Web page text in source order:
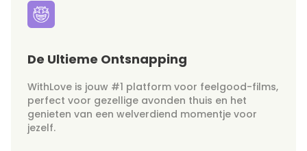
De Ultieme Ontsnapping
WithLove is jouw #1 platform voor feelgood-films,
perfect voor gezellige avonden thuis en het
genieten van een welverdiend momentje voor
jezelf.